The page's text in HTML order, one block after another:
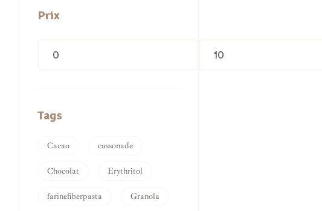
Prix
Tags
Cacao cassonade
Chocolat Erythritol
farinefiberpasta Granola